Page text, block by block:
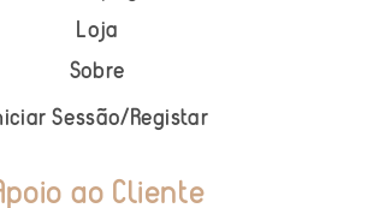
Loja
Sobre
Sessão/Registar
ao Cliente